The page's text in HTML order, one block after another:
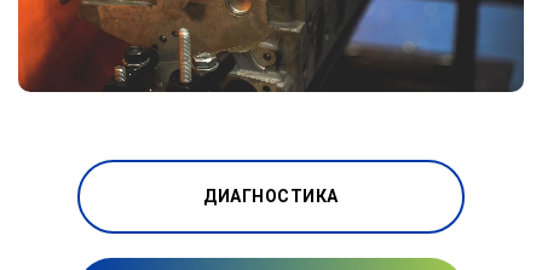
ДИАГНОСТИКА